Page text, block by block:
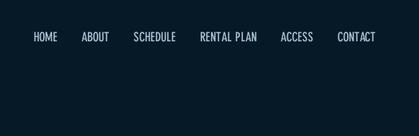
HOME ABOUT SCHEDULE RENTAL PLAN ACCESS CONTACT